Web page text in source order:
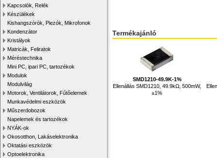
Kapcsolók, Relék
Készülékek
Kishangszórók, Piezók, Mikrofonok
Kondenzátor
Kristályok
Matricák, Feliratok
Méréstechnika
Mini PC, ipari PC, tartozékok
Modulok
Modulvilág
Motorok, Ventilátorok, Fűtőelemek
Munkavédelmi eszközök
Műszerdobozok
Napelemek és tartozékok
NYÁK-ok
Okosotthon, Lakáselektronika
Oktatási eszközök
Optoelektronika
Termékajánló
SMD1210-49.9K-1%
Ellenállás SMD1210, 49.9kΩ, 500mW,
±1%